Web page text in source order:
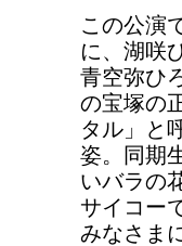
この公演
に、湖咲
青空弥ひ
の宝塚の
タル」と
姿。同期
いバラの
サイコー
みなさま